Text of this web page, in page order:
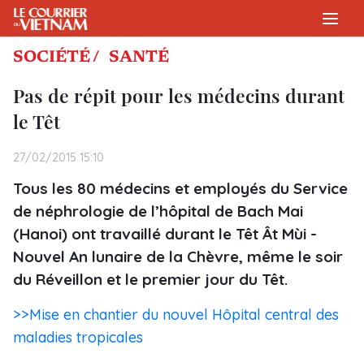
SOCIÉTÉ / SANTÉ
Pas de répit pour les médecins durant
le Têt
27/02/2015 15:10
Tous les 80 médecins et employés du Service
de néphrologie de l’hôpital de Bach Mai
(Hanoi) ont travaillé durant le Têt Ât Mùi -
Nouvel An lunaire de la Chèvre, même le soir
du Réveillon et le premier jour du Têt.
>>Mise en chantier du nouvel Hôpital central des
maladies tropicales